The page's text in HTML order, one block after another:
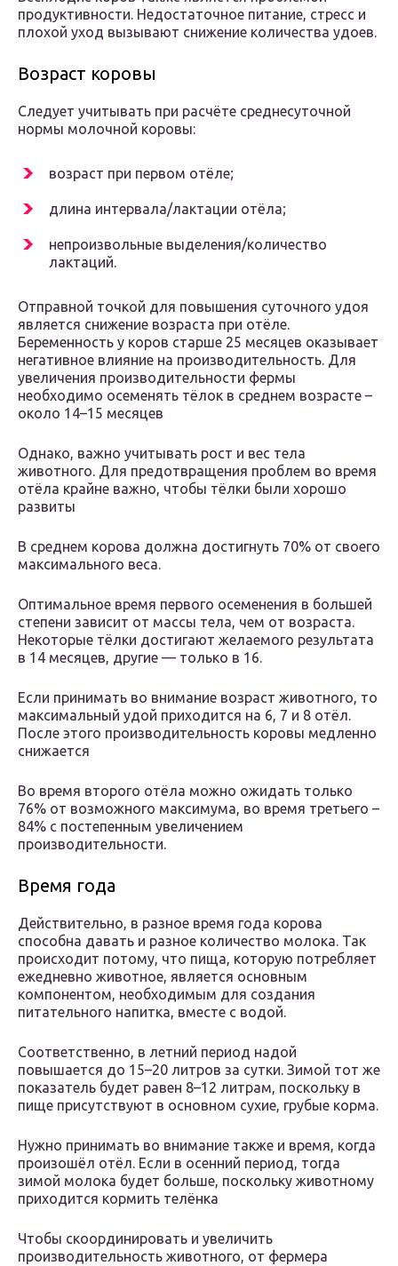
продуктивности. Недостаточное питание, стресс и
плохой уход вызывают снижение количества удоев.
Возраст коровы
Следует учитывать при расчёте среднесуточной
нормы молочной коровы:
возраст при первом отёле;
длина интервала/лактации отёла;
непроизвольные выделения/количество
лактаций.
Отправной точкой для повышения суточного удоя
является снижение возраста при отёле.
Беременность у коров старше 25 месяцев оказывает
негативное влияние на производительность. Для
увеличения производительности фермы
необходимо осеменять тёлок в среднем возрасте –
около 14–15 месяцев
Однако, важно учитывать рост и вес тела
животного. Для предотвращения проблем во время
отёла крайне важно, чтобы тёлки были хорошо
развиты
В среднем корова должна достигнуть 70% от своего
максимального веса.
Оптимальное время первого осеменения в большей
степени зависит от массы тела, чем от возраста.
Некоторые тёлки достигают желаемого результата
в 14 месяцев, другие — только в 16.
Если принимать во внимание возраст животного, то
максимальный удой приходится на 6, 7 и 8 отёл.
После этого производительность коровы медленно
снижается
Во время второго отёла можно ожидать только
76% от возможного максимума, во время третьего –
84% с постепенным увеличением
производительности.
Время года
Действительно, в разное время года корова
способна давать и разное количество молока. Так
происходит потому, что пища, которую потребляет
ежедневно животное, является основным
компонентом, необходимым для создания
питательного напитка, вместе с водой.
Соответственно, в летний период надой
повышается до 15–20 литров за сутки. Зимой тот же
показатель будет равен 8–12 литрам, поскольку в
пище присутствуют в основном сухие, грубые корма.
Нужно принимать во внимание также и время, когда
произошёл отёл. Если в осенний период, тогда
зимой молока будет больше, поскольку животному
приходится кормить телёнка
Чтобы скоординировать и увеличить
производительность животного, от фермера